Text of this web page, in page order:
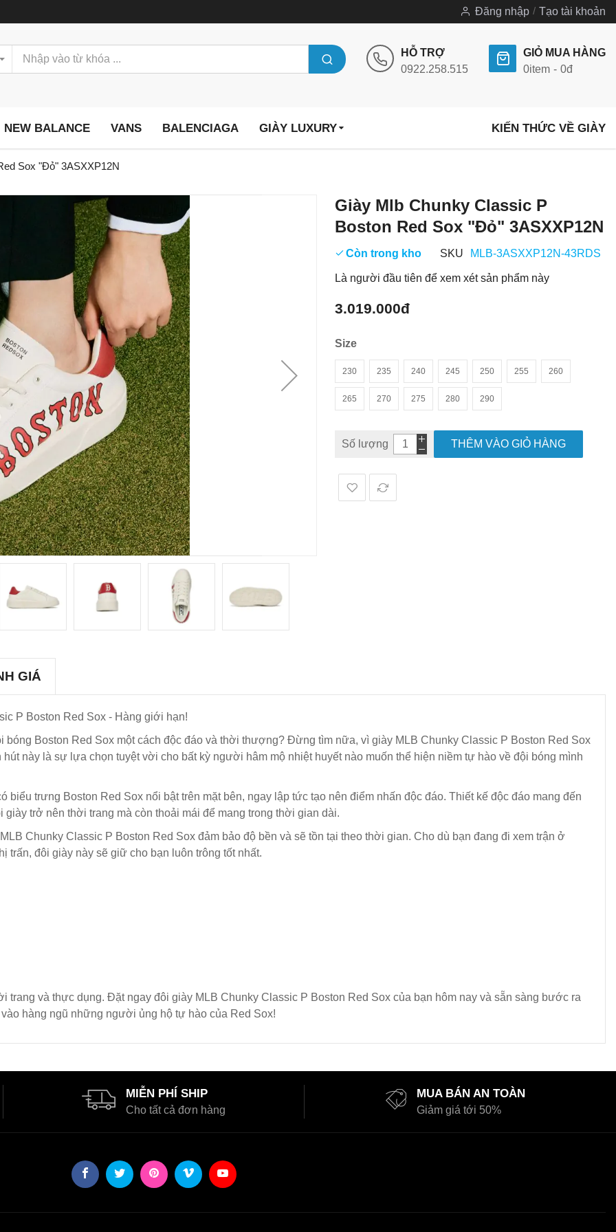
Đăng nhập Tạo tài khoản
HỖ TRỢ
0922.258.515
GIỎ MUA HÀNG
0item 0đ
NEW BALANCE VANS BALENCIAGA GIÀY LUXURY KIẾN THỨC VỀ GIÀY
Sox "Đỏ" 3ASXXP12N
Giày Mlb Chunky Classic P
Boston Red Sox "Đỏ" 3ASXXP12N
Còn trong kho SKU MLB-3ASXXP12N-43RDS
Là người đầu tiên để xem xét sản phẩm này
3.019.000đ
Size
230 235 240 245 250 255 260
265 270 275 280 290
Số lượng THÊM VÀO GIỎ HÀNG
Chuyển
phần
hình
GIÁ
P Boston Red Sox - Hàng giới hạn!
bóng Boston Red Sox một cách độc đáo và thời thượng? Đừng tìm nữa, vì giày MLB Chunky Classic P Boston Red Sox
này là sự lựa chọn tuyệt vời cho bất kỳ người hâm mộ nhiệt huyết nào muốn thể hiện niềm tự hào về đội bóng mình
trưng Boston Red Sox nổi bật trên mặt bên, ngay lập tức tạo nên điểm nhấn độc đáo. Thiết kế độc đáo mang đến
trở nên thời trang mà còn thoải mái để mang trong thời gian dài.
Chunky Classic P Boston Red Sox đảm bảo độ bền và sẽ tồn tại theo thời gian. Cho dù bạn đang đi xem trận ở
trấn, đôi giày này sẽ giữ cho bạn luôn trông tốt nhất.
và thực dụng. Đặt ngay đôi giày MLB Chunky Classic P Boston Red Sox của bạn hôm nay và sẵn sàng bước ra
hàng ngũ những người ủng hộ tự hào của Red Sox!
MIỄN PHÍ SHIP
Cho tất cả đơn hàng
MUA BÁN AN TOÀN
Giảm giá tới 50%